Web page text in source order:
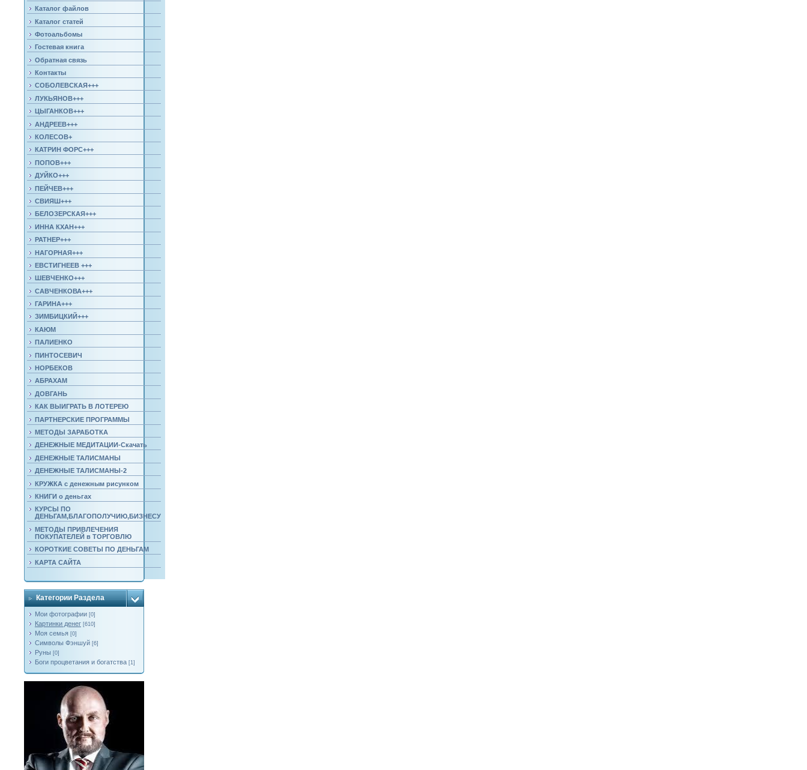
Каталог файлов
Каталог статей
Фотоальбомы
Гостевая книга
Обратная связь
Контакты
СОБОЛЕВСКАЯ+++
ЛУКЬЯНОВ+++
ЦЫГАНКОВ+++
АНДРЕЕВ+++
КОЛЕСОВ+
КАТРИН ФОРС+++
ПОПОВ+++
ДУЙКО+++
ПЕЙЧЕВ+++
СВИЯШ+++
БЕЛОЗЕРСКАЯ+++
ИННА КХАН+++
РАТНЕР+++
НАГОРНАЯ+++
ЕВСТИГНЕЕВ +++
ШЕВЧЕНКО+++
САВЧЕНКОВА+++
ГАРИНА+++
ЗИМБИЦКИЙ+++
КАЮМ
ПАЛИЕНКО
ПИНТОСЕВИЧ
НОРБЕКОВ
АБРАХАМ
ДОВГАНЬ
КАК ВЫИГРАТЬ В ЛОТЕРЕЮ
ПАРТНЕРСКИЕ ПРОГРАММЫ
МЕТОДЫ ЗАРАБОТКА
ДЕНЕЖНЫЕ МЕДИТАЦИИ-Скачать
ДЕНЕЖНЫЕ ТАЛИСМАНЫ
ДЕНЕЖНЫЕ ТАЛИСМАНЫ-2
КРУЖКА с денежным рисунком
КНИГИ о деньгах
КУРСЫ ПО
ДЕНЬГАМ,БЛАГОПОЛУЧИЮ,БИЗНЕСУ
МЕТОДЫ ПРИВЛЕЧЕНИЯ
ПОКУПАТЕЛЕЙ в ТОРГОВЛЮ
КОРОТКИЕ СОВЕТЫ ПО ДЕНЬГАМ
КАРТА САЙТА
Категории Раздела
Мои фотографии [0]
Картинки денег [610]
Моя семья [0]
Символы Фэншуй [6]
Руны [0]
Боги процветания и богатства [1]